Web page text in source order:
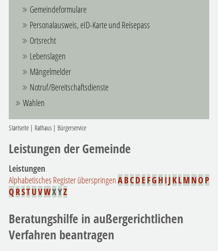
Gemeindeformulare
Personalausweis, eID-Karte und Reisepass
Ortsrecht
Lebenslagen
Mängelmelder
Notruf/Bereitschaftsdienste
Wahlen
Startseite| Rathaus| Bürgerservice
Leistungen der Gemeinde
Leistungen
Alphabetisches Register überspringenABCDE FG H I J KLM NO P
Q RSTUVWXYZ
Beratungshilfe in außergerichtlichen
Verfahren beantragen